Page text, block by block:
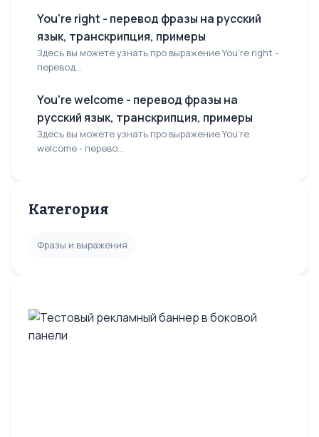
You're right - перевод фразы на русский
язык, транскрипция, примеры
Здесь вы можете узнать про выражение You're right -
перевод...
You're welcome - перевод фразы на
русский язык, транскрипция, примеры
Здесь вы можете узнать про выражение You're
welcome - перево...
Категория
Фразы и выражения